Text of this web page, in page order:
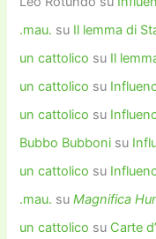
.mau. su Il lemma di
un cattolico su Il
un cattolico su
un cattolico su
Bubbo Bubboni su
un cattolico su
.mau. suMagnifica
un cattolico su Carte